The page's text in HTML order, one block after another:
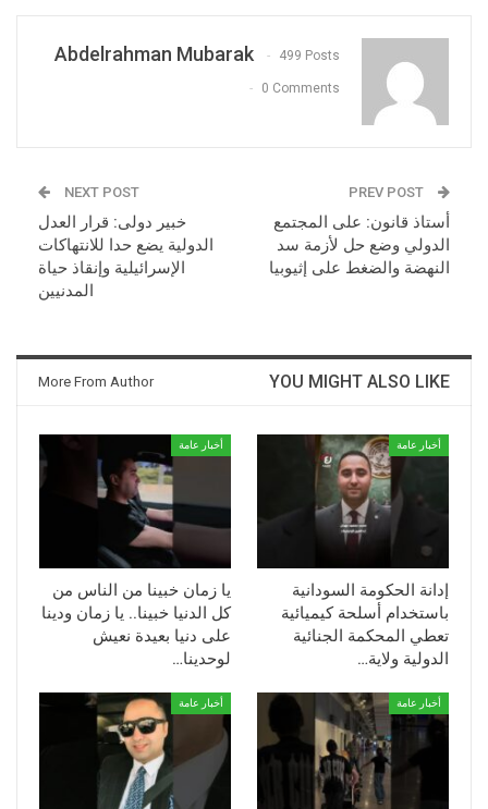
Abdelrahman Mubarak 499 Posts
0 Comments
أستاذ قانون: على المجتمع
الدولي وضع حل لأزمة سد
النهضة والضغط على إثيوبيا
NEXT POST
خبير دولى: قرار العدل
الدولية يضع حدا للانتهاكات
الإسرائيلية وإنقاذ حياة
المدنيين
YOU MIGHT ALSO LIKE
More From Author
أخبار عامة
إدانة الحكومة السودانية
باستخدام أسلحة كيميائية
تعطي المحكمة الجنائية
الدولية ولاية…
أخبار عامة
يا زمان خبينا من الناس من
كل الدنيا خبينا.. يا زمان ودينا
على دنيا بعيدة نعيش
لوحدينا…
أخبار عامة أخبار عامة